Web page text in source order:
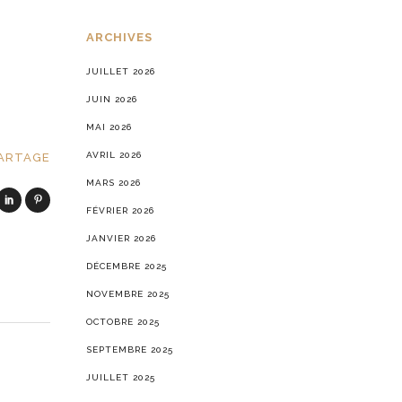
ARCHIVES
JUILLET 2026
JUIN 2026
MAI 2026
AVRIL 2026
MARS 2026
FÉVRIER 2026
JANVIER 2026
DÉCEMBRE 2025
NOVEMBRE 2025
OCTOBRE 2025
SEPTEMBRE 2025
JUILLET 2025